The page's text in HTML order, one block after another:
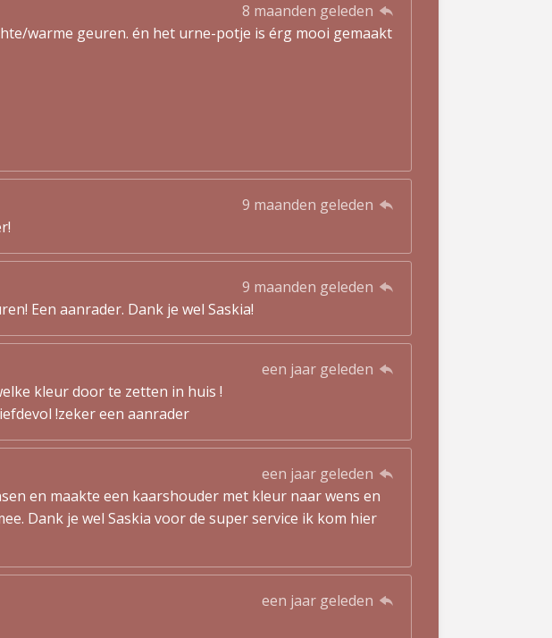
8 maanden geleden
warme geuren. én het urne-potje is érg mooi gemaakt
9 maanden geleden
9 maanden geleden
Een aanrader. Dank je wel Saskia!
een jaar geleden
kleur door te zetten in huis !
!zeker een aanrader
een jaar geleden
en maakte een kaarshouder met kleur naar wens en
Dank je wel Saskia voor de super service ik kom hier
een jaar geleden